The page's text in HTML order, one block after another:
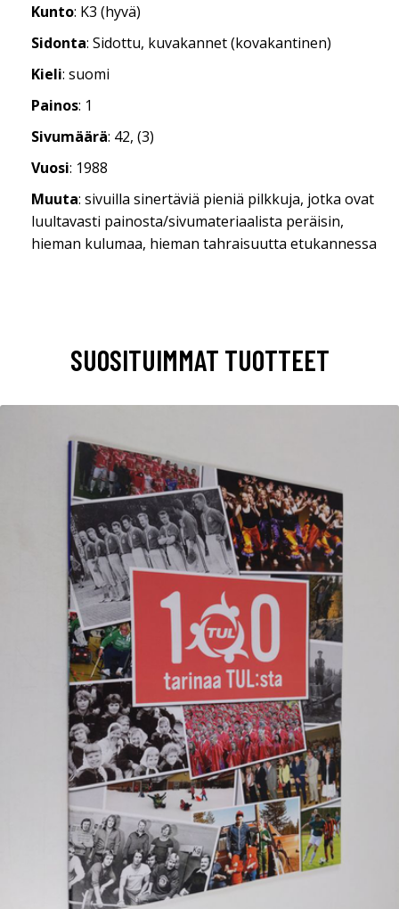
Kunto: K3 (hyvä)
Sidonta: Sidottu, kuvakannet (kovakantinen)
Kieli: suomi
Painos: 1
Sivumäärä: 42, (3)
Vuosi: 1988
Muuta: sivuilla sinertäviä pieniä pilkkuja, jotka ovat
luultavasti painosta/sivumateriaalista peräisin,
hieman kulumaa, hieman tahraisuutta etukannessa
SUOSITUIMMAT TUOTTEET